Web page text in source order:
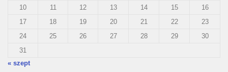
10
11 12 13 14 15
16
17
18 19 20 21 22
23
24
25 26 27 28 29
30
31
« szept